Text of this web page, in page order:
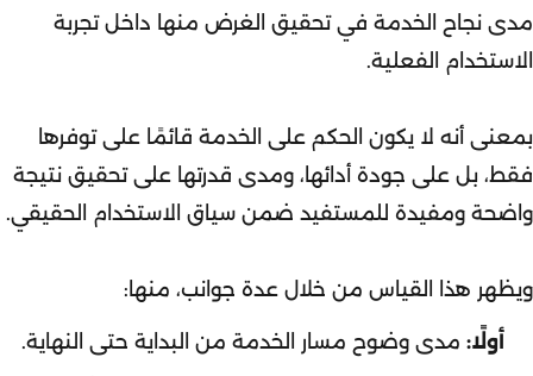
مدى نجاح الخدمة في تحقيق الغرض منها داخل تجربة
الاستخدام الفعلية.
بمعنى أنه لا يكون الحكم على الخدمة قائمًا على توفرها
فقط، بل على جودة أدائها، ومدى قدرتها على تحقيق نتيجة
واضحة ومفيدة للمستفيد ضمن سياق الاستخدام الحقيقي.
ويظهر هذا القياس من خلال عدة جوانب، منها:
أولًا: مدى وضوح مسار الخدمة من البداية حتى النهاية.